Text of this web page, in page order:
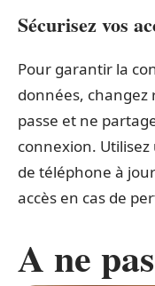
Sécurisez vos
Pour garantir la
données,
passe et ne
connexion.
de téléphone à
accès en cas de
A ne